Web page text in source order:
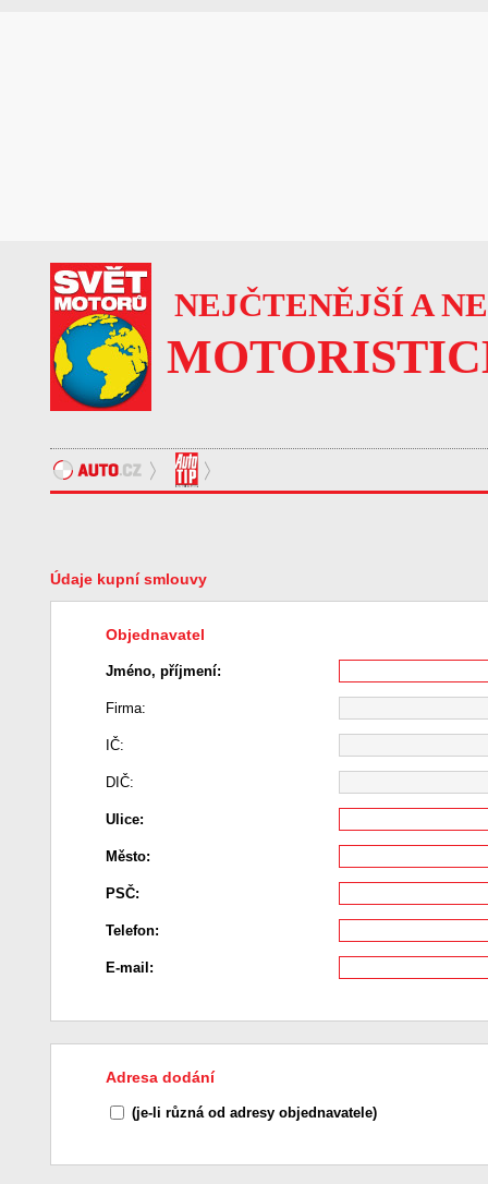
NEJČTENĚJŠÍ A
Údaje kupní smlouvy
Objednavatel
Jméno, příjmení:
Firma:
IČ:
DIČ:
Ulice:
Město:
PSČ:
Telefon:
E-mail:
Adresa dodání
(je-li různá od adresy objednavatele)